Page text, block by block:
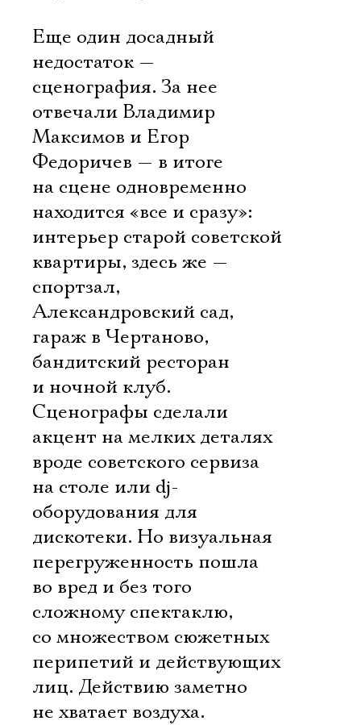
Еще один досадный
недостаток —
сценография. За нее
отвечали Владимир
Максимов и Егор
Федоричев — в итоге
на сцене одновременно
находится «все и сразу»:
интерьер старой советской
квартиры, здесь же —
спортзал,
Александровский сад,
гараж в Чертаново,
бандитский ресторан
и ночной клуб.
Сценографы сделали
акцент на мелких деталях
вроде советского сервиза
на столе или dj-
оборудования для
дискотеки. Но визуальная
перегруженность пошла
во вред и без того
сложному спектаклю,
со множеством сюжетных
перипетий и действующих
лиц. Действию заметно
не хватает воздуха.